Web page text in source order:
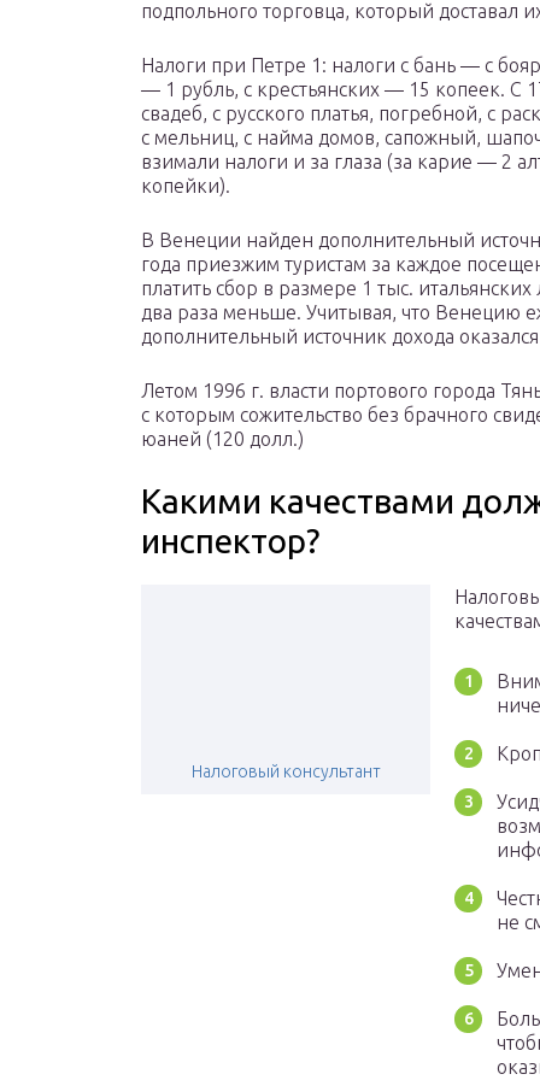
подпольного торговца, который доставал
Налоги при Петре 1: налоги с бань — с
— 1 рубль, с крестьянских — 15 копеек. С
свадеб, с русского платья, погребной, с
с мельниц, с найма домов, сапожный,
взимали налоги и за глаза (за карие — 2
копейки).
В Венеции найден дополнительный
года приезжим туристам за каждое
платить сбор в размере 1 тыс.
два раза меньше. Учитывая, что Венецию
дополнительный источник дохода
Летом 1996 г. власти портового города
с которым сожительство без брачного
юаней (120 долл.)
Какими качествами
инспектор?
Налоговый консультант
не